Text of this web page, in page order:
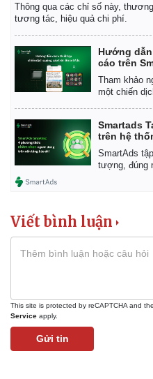
Thông qua các chỉ số này,
tương tác, hiệu quả chi phí.
Hướng
cáo trên
Tham khảo
một chiến
Smartads
trên hệ
SmartAds
tượng, đúng
Viết bình luận
This site is protected by reCAPTCHA and
Service apply.
Gửi tin